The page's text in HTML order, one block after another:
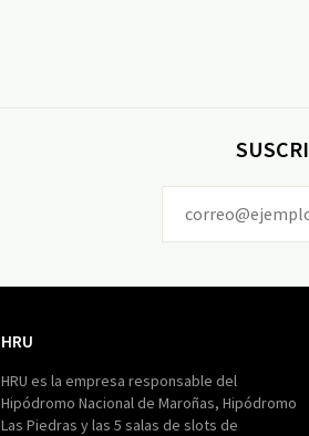
HRU
HRU es la empresa responsable del
Hipódromo Nacional de Maroñas, Hipódromo
Las Piedras y las 5 salas de slots de